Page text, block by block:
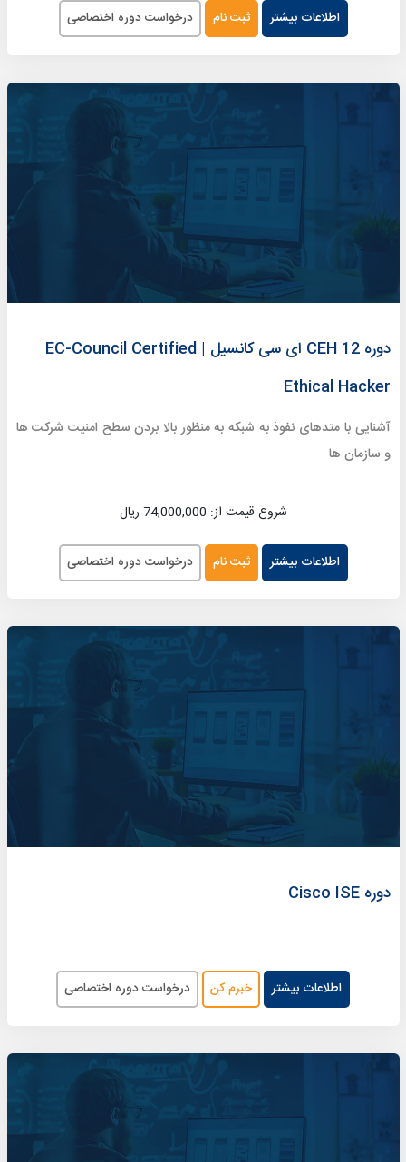
اطلاعات بیشتر ثبت نام درخواست دوره اختصاصی
دوره 12 CEH ای سی کانسیل | EC-Council Certified
Ethical Hacker
آشنایی با متدهای نفوذ به شبکه به منظور بالا بردن سطح امنیت شرکت ها
و سازمان ها
شروع قیمت از: 74,000,000 ریال
اطلاعات بیشتر ثبت نام درخواست دوره اختصاصی
دوره Cisco ISE
اطلاعات بیشتر خبرم کن درخواست دوره اختصاصی